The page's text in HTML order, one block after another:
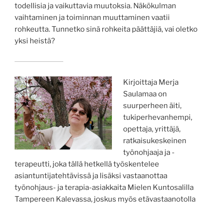
todellisia ja vaikuttavia muutoksia. Näkökulman
vaihtaminen ja toiminnan muuttaminen vaatii
rohkeutta. Tunnetko sinä rohkeita päättäjiä, vai oletko
yksi heistä?
Kirjoittaja Merja
Saulamaa on
suurperheen äiti,
tukiperhevanhempi,
opettaja, yrittäjä,
ratkaisukeskeinen
työnohjaaja ja -
terapeutti, joka tällä hetkellä työskentelee
asiantuntijatehtävissä ja lisäksi vastaanottaa
työnohjaus- ja terapia-asiakkaita Mielen Kuntosalilla
Tampereen Kalevassa, joskus myös etävastaanotolla